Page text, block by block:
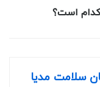
کدام است؟
سلامت مدیا